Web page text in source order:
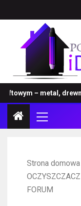
– metal, drewno i
Strona domowa
FORUM